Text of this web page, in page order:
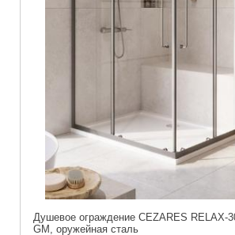
Душевое ограждение CEZARES RELAX-
GM, оружейная сталь